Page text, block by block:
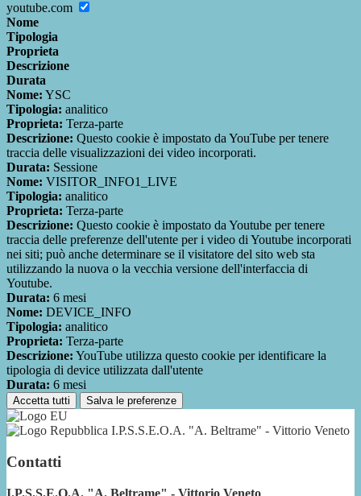
youtube.com
Nome
Tipologia
Proprieta
Descrizione
Durata
Nome: YSC
Tipologia: analitico
Proprieta: Terza-parte
Descrizione: Questo cookie è impostato da YouTube per tenere
traccia delle visualizzazioni dei video incorporati.
Durata: Sessione
Nome: VISITOR_INFO1_LIVE
Tipologia: analitico
Proprieta: Terza-parte
Descrizione: Questo cookie è impostato da Youtube per tenere
traccia delle preferenze dell'utente per i video di Youtube incorporati
nei siti; può anche determinare se il visitatore del sito web sta
utilizzando la nuova o la vecchia versione dell'interfaccia di
Youtube.
Durata: 6 mesi
Nome: DEVICE_INFO
Tipologia: analitico
Proprieta: Terza-parte
Descrizione: YouTube utilizza questo cookie per identificare la
tipologia di device utilizzata dall'utente
Durata: 6 mesi
Accetta tutti Salva le preferenze
I.P.S.S.E.O.A. "A. Beltrame" - Vittorio Veneto
Contatti
I.P.S.S.E.O.A. "A. Beltrame" - Vittorio Veneto